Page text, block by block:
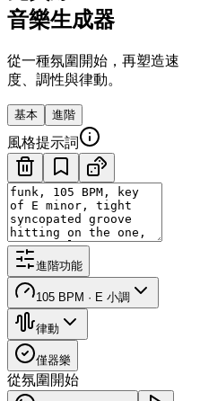
音樂生成器
從一種氛圍開始，再塑造速
度、調性與律動。
基本 進階
風格提示詞
進階功能
105 BPM · E 小調
律動
僅器樂
從氛圍開始